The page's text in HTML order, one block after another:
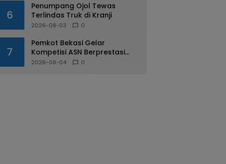
6
Penumpang Ojol Tewas
Terlindas Truk di Kranji
2026-08-03 0
7
Pemkot Bekasi Gelar
Kompetisi ASN Berprestasi
pada HUT RI ke-81
2026-08-04 0